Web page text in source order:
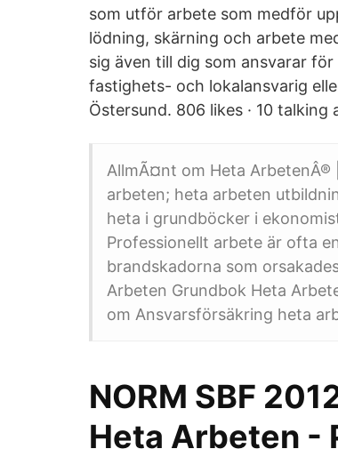
som utför arbete som medför
lödning, skärning och arbete
sig även till dig som ansvarar
fastighets- och lokalansvarig
Östersund. 806 likes · 10 talking
AllmÃ¤nt om Heta
arbeten; heta arbeten
heta i grundböcker i
Professionellt arbete är ofta
brandskadorna som
Arbeten Grundbok Heta
om Ansvarsförsäkring heta
NORM SBF
Heta Arbeten -